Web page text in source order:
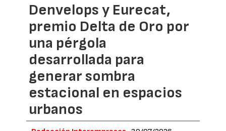
Denvelops y Eurecat,
premio Delta de Oro por
una pérgola
desarrollada para
generar sombra
estacional en espacios
urbanos